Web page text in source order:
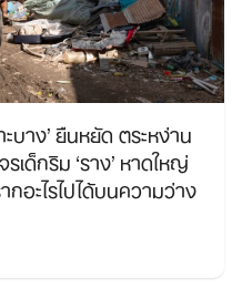
บาง’ ยืนหยัด ตระหง่าน
เด็กริม ‘ราง’ หาดใหญ่
อะไรไปได้บนความว่าง